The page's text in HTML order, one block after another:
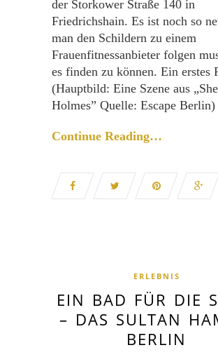
der Storkower Straße 140 in
Friedrichshain. Es ist noch so
man den Schildern zu einem
Frauenfitnessanbieter folgen
es finden zu können. Ein erstes
(Hauptbild: Eine Szene aus
Holmes” Quelle: Escape Berlin)
Continue Reading…
ERLEBNIS
EIN BAD FÜR DIE
– DAS SULTAN
BERLIN